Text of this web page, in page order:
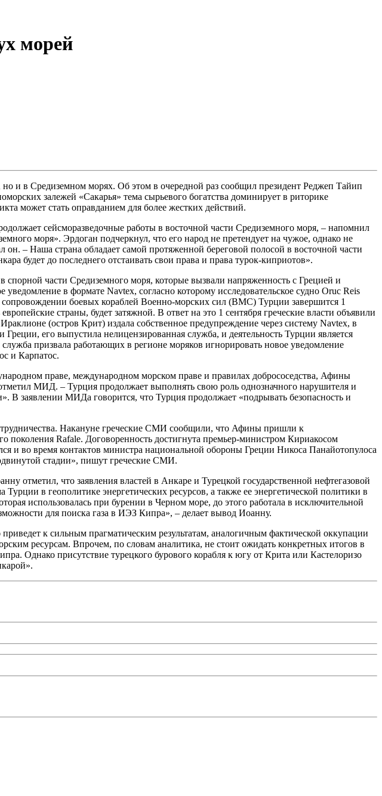
морей
и в Средиземном морях. Об этом в очередной раз сообщил президент Реджеп Тайип
залежей «Сакарья» тема сырьевого богатства доминирует в риторике
может стать оправданием для более жестких действий.
сейсморазведочные работы в восточной части Средиземного моря, – напомнил
моря». Эрдоган подчеркнул, что его народ не претендует на чужое, однако не
– Наша страна обладает самой протяженной береговой полосой в восточной части
будет до последнего отстаивать свои права и права турок-киприотов».
спорной части Средиземного моря, которые вызвали напряженность с Грецией и
в формате Navtex, согласно которому исследовательское судно Oruc Reis
боевых кораблей Военно-морских сил (ВМС) Турции завершится 1
страны, будет затяжной. В ответ на это 1 сентября греческие власти объявили
(остров Крит) издала собственное предупреждение через систему Navtex, в
его выпустила нелицензированная служба, и деятельность Турции является
призвала работающих в регионе моряков игнорировать новое уведомление
и Карпатос.
праве, международном морском праве и правилах добрососедства, Афины
МИД. – Турция продолжает выполнять свою роль однозначного нарушителя и
В заявлении МИДа говорится, что Турция продолжает «подрывать безопасность и
Накануне греческие СМИ сообщили, что Афины пришли к
поколения Rafale. Договоренность достигнута премьер-министром Кириакосом
во время контактов министра национальной обороны Греции Никоса Панайотопулоса
стадии», пишут греческие СМИ.
отметил, что заявления властей в Анкаре и Турецкой государственной нефтегазовой
в геополитике энергетических ресурсов, а также ее энергетической политики в
использовалась при бурении в Черном море, до этого работала в исключительной
для поиска газа в ИЭЗ Кипра», – делает вывод Иоанну.
к сильным прагматическим результатам, аналогичным фактической оккупации
ресурсам. Впрочем, по словам аналитика, не стоит ожидать конкретных итогов в
Однако присутствие турецкого бурового корабля к югу от Крита или Кастелоризо